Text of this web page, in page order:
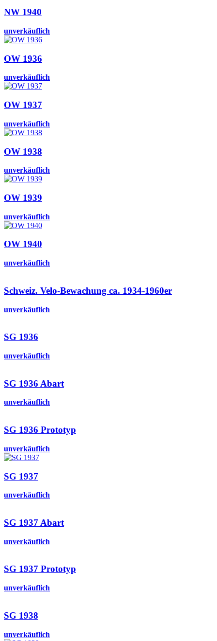
NW 1940
unverkäuflich
OW 1936
unverkäuflich
OW 1937
unverkäuflich
OW 1938
unverkäuflich
OW 1939
unverkäuflich
OW 1940
unverkäuflich
Schweiz. Velo-Bewachung ca. 1934-1960er
unverkäuflich
SG 1936
unverkäuflich
SG 1936 Abart
unverkäuflich
SG 1936 Prototyp
unverkäuflich
SG 1937
unverkäuflich
SG 1937 Abart
unverkäuflich
SG 1937 Prototyp
unverkäuflich
SG 1938
unverkäuflich